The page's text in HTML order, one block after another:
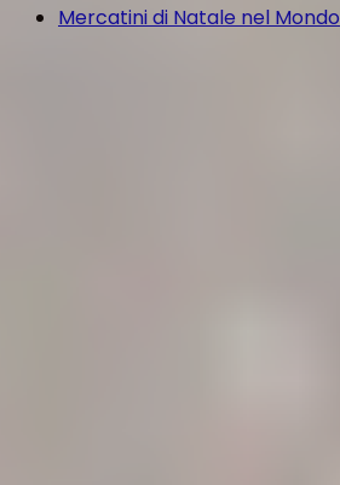
Mercatini di Natale nel Mondo